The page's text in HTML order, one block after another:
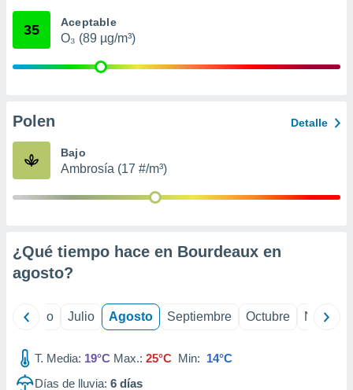
mediante
publicidad
de
35 Aceptable
O₃ (89 µg/m³)
Polen Detalle
Bajo
Ambrosía (17 #/m³)
¿Qué tiempo hace en Bourdeaux en
agosto?
Junio Julio Agosto Septiembre Octubre
T. Media: 19°C Max.: 25°C Min: 14°C
Días de lluvia: 6 días